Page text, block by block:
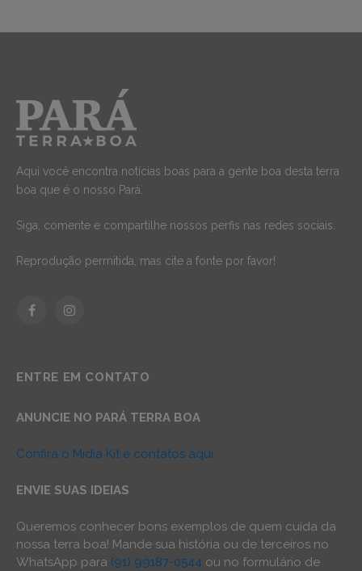
Aqui você encontra notícias boas para a gente boa desta terra
boa que é o nosso Pará.
Siga, comente e compartilhe nossos perfis nas redes sociais.
Reprodução permitida, mas cite a fonte por favor!
FacebookInstagram
ENTRE EM CONTATO
ANUNCIE NO PARÁ TERRA BOA
Confira o Mídia Kit e contatos aqui
ENVIE SUAS IDEIAS
Queremos conhecer bons exemplos de quem cuida da
nossa terra boa! Mande sua história ou de terceiros no
WhatsApp para (91) 99187-0544 ou no formulário de